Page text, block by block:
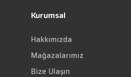
Kurumsal
Hakkımızda
Mağazalarımız
Bize Ulaşın